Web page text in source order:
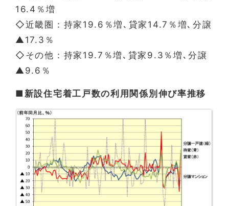
16.4％増
◇近畿圏：持家19.6％増､貸家14.7％増､分譲
▲17.3％
◇その他：持家19.7％増､貸家9.3％増､分譲
▲9.6％
■新設住宅着工戸数の利用関係別伸び率推移